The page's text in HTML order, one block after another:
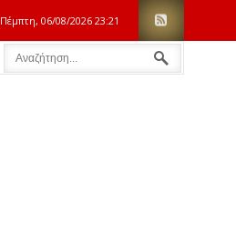
Πέμπτη, 06/08/2026 23:21